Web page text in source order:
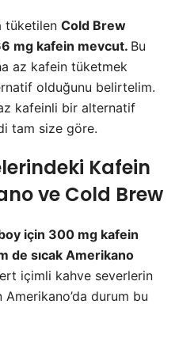
tüketilen Cold Brew
mg kafein mevcut. Bu
az kafein tüketmek
olduğunu belirtelim.
kafeinli bir alternatif
tam size göre.
Kafein
ve Cold Brew
için 300 mg kafein
de sıcak Amerikano
içimli kahve severlerin
durum bu